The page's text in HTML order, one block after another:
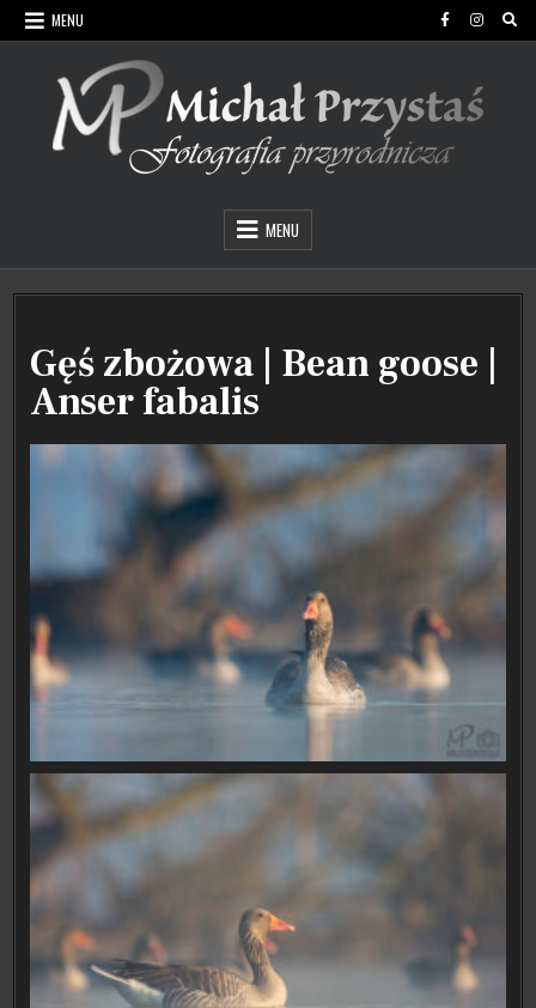
Skip
to
MENU
Michał Przystaś Fotografia Przyrodnicza
MENU
Gęś zbożowa | Bean goose |
Anser fabalis